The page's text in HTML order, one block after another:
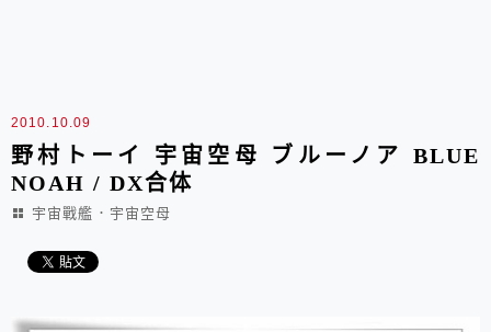
2010.10.09
野村トーイ 宇宙空母 ブルーノア BLUE
NOAH / DX合体
宇宙戰艦．宇宙空母